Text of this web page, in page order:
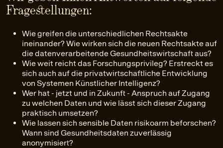
Fragestellungen:
Wie greifen die unterschiedlichen Rechtsakte
ineinander? Wie wirken sich die neuen Rechtsakte auf
die datenverarbeitende Gesundheitswirtschaft aus?
Wie weit reicht das Forschungsprivileg? Erstreckt es
sich auch auf die privatwirtschaftliche Entwicklung
von Systemen Künstlicher Intelligenz?
Wer hat - jetzt und in Zukunft - Anspruch auf Zugang
zu welchen Daten und wie lässt sich dieser Zugang
praktisch umsetzen?
Wie lassen sich sensible Daten risikoarm beforschen?
Wann sind Gesundheitsdaten zuverlässig
anonymisiert?